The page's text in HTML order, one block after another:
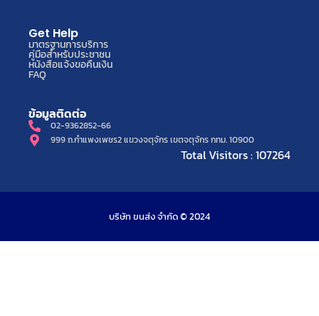
Get Help
มาตรฐานการบริการ
คู่มือสำหรับประชาชน
หนังสือแจ้งขอคืนเงิน
FAQ
ข้อมูลติดต่อ
02-9362852-66
999 ถ.กำแพงเพชร2 แขวงจตุจักร เขตจตุจักร กทม. 10900
Total Visitors : 107264
บริษัท ขนส่ง จำกัด © 2024